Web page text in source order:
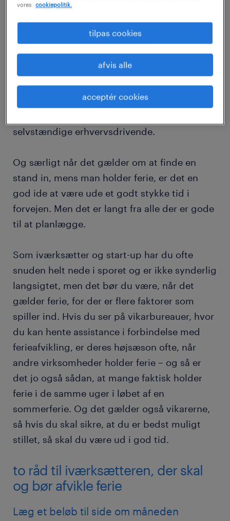
Vi møder ofte iværksættere, som har svært
ved at holde fri, og de typiske argumenter er
ofte, at der ikke er råd til det, eller at der ikke
er nogen til at passe virksomheden, mens de
er væk. Men det er myter, for det handler i høj
grad om planlægning. Alle har behov for at få
selvstændige erhvervsdrivende.
Og særligt når det gælder om at finde en
stand in, mens man holder ferie, er det en
god ide at være ude et godt stykke tid i
forvejen. Men det er langt fra alle der er gode
til at planlægge.
Som iværksætter og start-up har du ofte
snuden helt nede i sporet og er ikke synderlig
langsigtet, men det bør du være, når det
gælder ferie, for der er flere faktorer som
spiller ind. Hvis du ser på vikarbureauer, hvor
du kan hente assistance i forbindelse med
ferieafvikling, er deres højsæson ofte, når
andre virksomheder holder ferie – og så er
det jo også sådan, at mange faktisk holder
ferie i de samme uger i løbet af en
sommerferie. Og det gælder også vikarerne,
så hvis du skal sikre, at du er bedst muligt
stillet, så skal du være ud i god tid.
to råd til iværksætteren, der skal
og bør afvikle ferie
Læg et beløb til side om måneden
vores
cookiepolitik.
tilpas cookies
afvis alle
acceptér cookies